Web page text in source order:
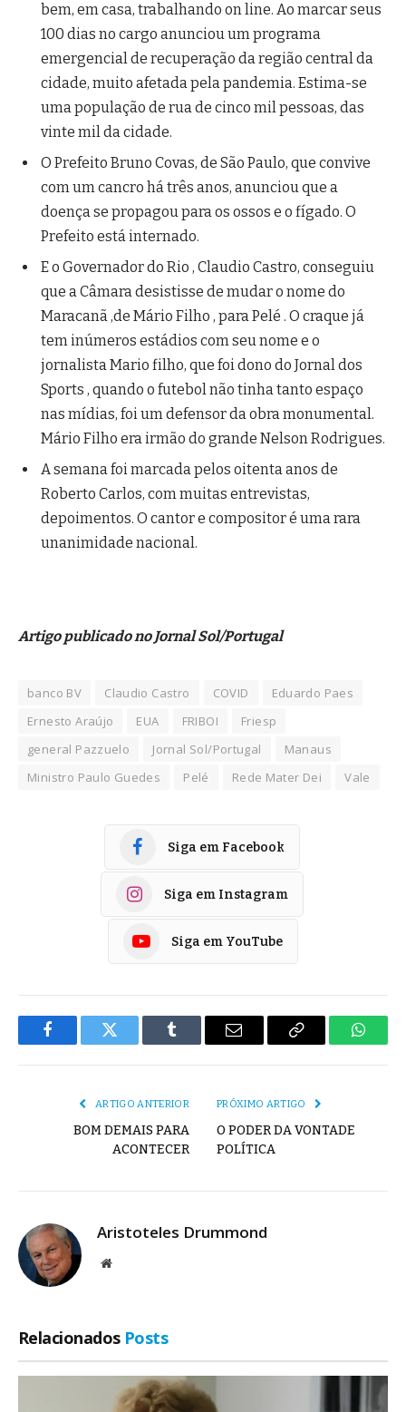
bem, em casa, trabalhando on line. Ao marcar seus
100 dias no cargo anunciou um programa
emergencial de recuperação da região central da
cidade, muito afetada pela pandemia. Estima-se
uma população de rua de cinco mil pessoas, das
vinte mil da cidade.
O Prefeito Bruno Covas, de São Paulo, que convive
com um cancro há três anos, anunciou que a
doença se propagou para os ossos e o fígado. O
Prefeito está internado.
E o Governador do Rio , Claudio Castro, conseguiu
que a Câmara desistisse de mudar o nome do
Maracanã ,de Mário Filho , para Pelé . O craque já
tem inúmeros estádios com seu nome e o
jornalista Mario filho, que foi dono do Jornal dos
Sports , quando o futebol não tinha tanto espaço
nas mídias, foi um defensor da obra monumental.
Mário Filho era irmão do grande Nelson Rodrigues.
A semana foi marcada pelos oitenta anos de
Roberto Carlos, com muitas entrevistas,
depoimentos. O cantor e compositor é uma rara
unanimidade nacional.
Artigo publicado noJornal Sol/Portugal
banco BV Claudio Castro COVID
Eduardo Paes
Ernesto Araújo
EUA FRIBOI
Friesp
general Pazzuelo
Jornal Sol/Portugal
Manaus
Ministro Paulo Guedes
Pelé Rede Mater Dei Vale
Siga em Facebook
Siga em Instagram
Siga em YouTube
FacebookTwitter Tumblr
E-
Copiar
ARTIGO ANTERIOR
BOM DEMAIS PARA
ACONTECER
PRÓXIMO ARTIGO
O PODER DA VONTADE
POLÍTICA
Aristoteles Drummond
Site
Relacionados Posts